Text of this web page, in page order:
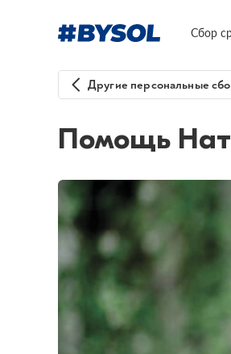
Сбор
Другие персональные
Помощь